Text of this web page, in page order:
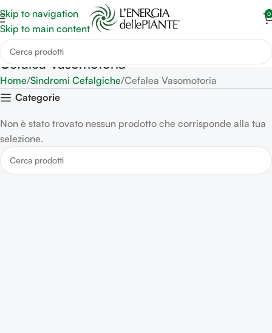
Skip to navigation
Skip to main content
0
Cefalea Vasomotoria
Home Sindromi Cefalgiche Cefalea Vasomotoria
Categorie
Non è stato trovato nessun prodotto che corrisponde alla tua
selezione.